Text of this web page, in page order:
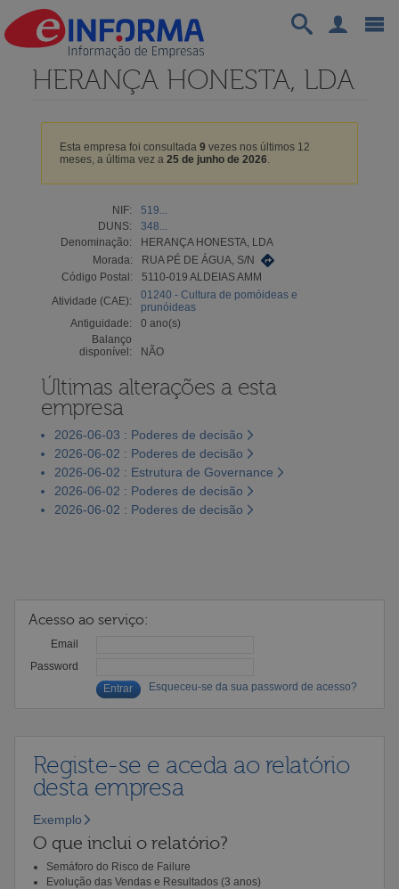
HERANÇA HONESTA, LDA
Esta empresa foi consultada 9 vezes nos últimos 12
meses, a última vez a 25 de junho de 2026.
NIF:
519...
DUNS:
348...
Denominação:
HERANÇA HONESTA, LDA
Morada:
RUA PÉ DE ÁGUA, S/N
Código Postal:
5110-019 ALDEIAS AMM
Atividade (CAE):
01240 - Cultura de pomóideas e
prunóideas
Antiguidade:
0 ano(s)
Balanço
disponível:
NÃO
Últimas alterações a esta
empresa
2026-06-03 : Poderes de decisão
2026-06-02 : Poderes de decisão
2026-06-02 : Estrutura de Governance
2026-06-02 : Poderes de decisão
2026-06-02 : Poderes de decisão
Acesso ao serviço:
Email
Password
Esqueceu-se da sua password de acesso?
Registe-se e aceda ao relatório
desta empresa
Exemplo
O que inclui o relatório?
Semáforo do Risco de Failure
Evolução das Vendas e Resultados (3 anos)